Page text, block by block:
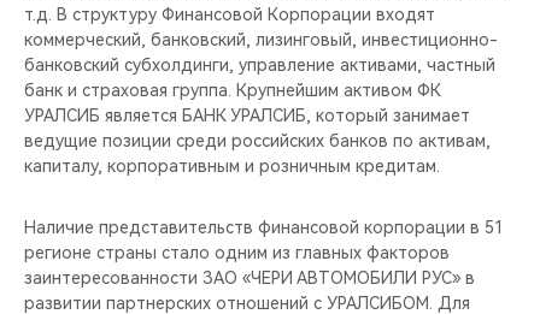
CHERY И СПОРТ
НАШИ МЕРОПРИЯТИЯ
ВИДЕООБЗОРЫ
т.д. В структуру Финансовой Корпорации входят
коммерческий, банковский, лизинговый, инвестиционно-
банковский субхолдинги, управление активами, частный
банк и страховая группа. Крупнейшим активом ФК
УРАЛСИБ является БАНК УРАЛСИБ, который занимает
ведущие позиции среди российских банков по активам,
капиталу, корпоративным и розничным кредитам.
Наличие представительств финансовой корпорации в 51
регионе страны стало одним из главных факторов
заинтересованности ЗАО «ЧЕРИ АВТОМОБИЛИ РУС» в
развитии партнерских отношений с УРАЛСИБОМ. Для